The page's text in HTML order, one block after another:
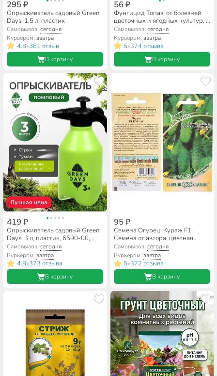
295 ₽
Опрыскиватель садовый Green
Days, 1.5 л, пластик
Самовывоз:сегодня
Курьером:завтра
4.8•381 отзыв
В корзину
56 ₽
Фунгицид Топаз, от болезней
цветочных и ягодных культур, 2
мл, Avgust
Самовывоз: сегодня
Курьером: завтра
5•374 отзыва
В корзину
Лучшая цена
419 ₽
Опрыскиватель садовый Green
Days, 3 л, пластик, 6590-00,
салатовый
Самовывоз:сегодня
Курьером:завтра
4.8•373 отзыва
В корзину
95 ₽
Семена Огурец, Кураж F1,
Семена от автора, цветная
упаковка, Гавриш
Самовывоз: сегодня
Курьером: завтра
5•372 отзыва
В корзину